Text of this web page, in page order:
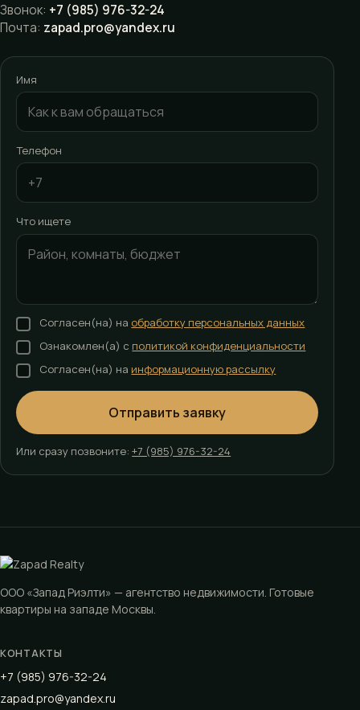
Звонок: +7 (985) 976-32-24
Почта: zapad.pro@yandex.ru
Имя
Телефон
Что ищете
Согласен(на) на обработку персональных данных
Ознакомлен(а) с политикой конфиденциальности
Согласен(на) на информационную рассылку
Отправить заявку
Или сразу позвоните:+7 (985) 976-32-24
ООО «Запад Риэлти» — агентство недвижимости. Готовые
квартиры на западе Москвы.
КОНТАКТЫ
+7 (985) 976-32-24
zapad.pro@yandex.ru